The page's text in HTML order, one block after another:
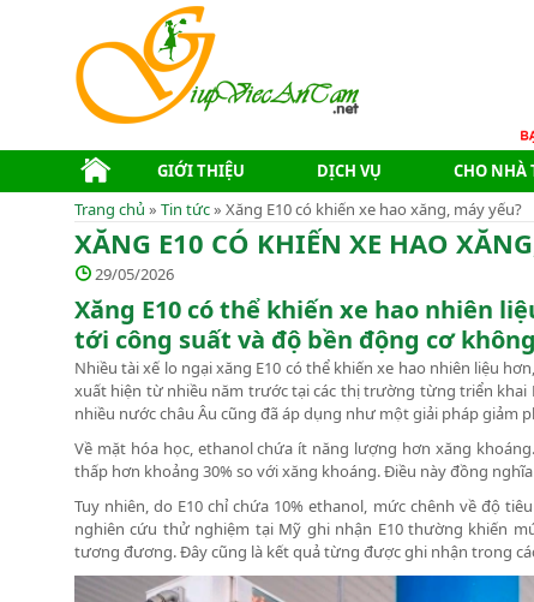
GIỚI THIỆU DỊCH VỤ CHO NHÀ
Trang chủ » Tin tức» Xăng E10 có khiến xe hao xăng, máy yếu?
XĂNG E10 CÓ KHIẾN XE HAO
29/05/2026
Xăng E10 có thể khiến xe hao nhiên
tới công suất và độ bền động cơ
Nhiều tài xế lo ngại xăng E10 có thể khiến xe hao nhiên liệu
xuất hiện từ nhiều năm trước tại các thị trường từng triển khai
nhiều nước châu Âu cũng đã áp dụng như một giải pháp giảm
Về mặt hóa học, ethanol chứa ít năng lượng hơn xăng
thấp hơn khoảng 30% so với xăng khoáng. Điều này đồng
Tuy nhiên, do E10 chỉ chứa 10% ethanol, mức chênh về độ
nghiên cứu thử nghiệm tại Mỹ ghi nhận E10 thường khiến
tương đương. Đây cũng là kết quả từng được ghi nhận trong